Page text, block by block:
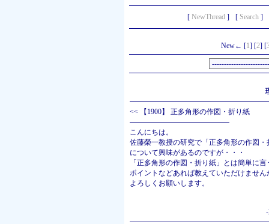
[ NewThread] [ Search]
New← [1] [2] [
<< 【1900】 正多角形の作図・折り紙
こんにちは。
佐藤榮一教授の研究で「正多角形の作図・
について興味があるのですが・・・
「正多角形の作図・折り紙」とは簡単に
ポイントなどあれば教えていただけません
よろしくお願いします。